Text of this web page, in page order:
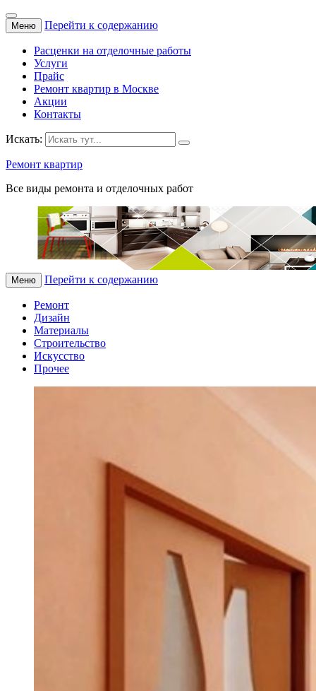
Меню Перейти к содержанию
Расценки на отделочные работы
Услуги
Прайс
Ремонт квартир в Москве
Акции
Контакты
Искать:
Ремонт квартир
Все виды ремонта и отделочных работ
Меню Перейти к содержанию
Ремонт
Дизайн
Материалы
Строительство
Искусство
Прочее